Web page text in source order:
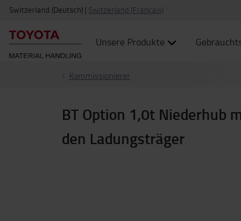
Switzerland (Deutsch) | Switzerland (Français)
Unsere Produkte
Kommissionierer
BT Option 1,0t Niederhub
den Ladungsträger